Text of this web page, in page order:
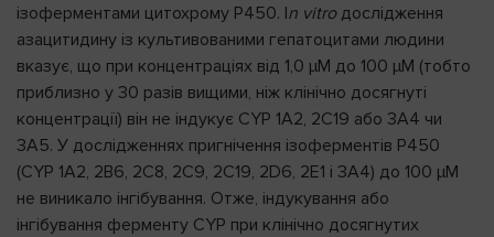
ізоферментами цитохрому P450. Іn vitroдослідження
азацитидину із культивованими гепатоцитами людини
вказує, що при концентраціях від 1,0 μM до 100 μM (тобто
приблизно у 30 разів вищими, ніж клінічно досягнуті
концентрації) він не індукує CYP 1A2, 2C19 або 3A4 чи
3A5. У дослідженнях пригнічення ізоферментів P450
(CYP 1A2, 2B6, 2C8, 2C9, 2C19, 2D6, 2E1 і 3A4) до 100 μM
не виникало інгібування. Отже, індукування або
інгібування ферменту CYP при клінічно досягнутих